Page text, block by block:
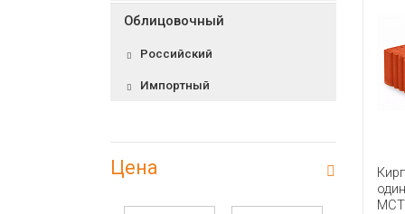
Облицовочный
Российский
Импортный
Цена